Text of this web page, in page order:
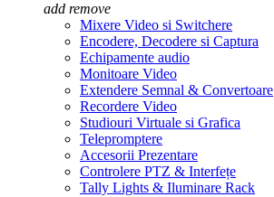
add remove
Mixere Video si Switchere
Encodere, Decodere si Captura
Echipamente audio
Monitoare Video
Extendere Semnal & Convertoare
Recordere Video
Studiouri Virtuale si Grafica
Telepromptere
Accesorii Prezentare
Controlere PTZ & Interfețe
Tally Lights & Iluminare Rack